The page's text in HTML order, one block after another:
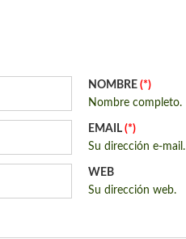
NOMBRE (*)
Nombre completo.
EMAIL (*)
Su dirección e-mail.
WEB
Su dirección web.